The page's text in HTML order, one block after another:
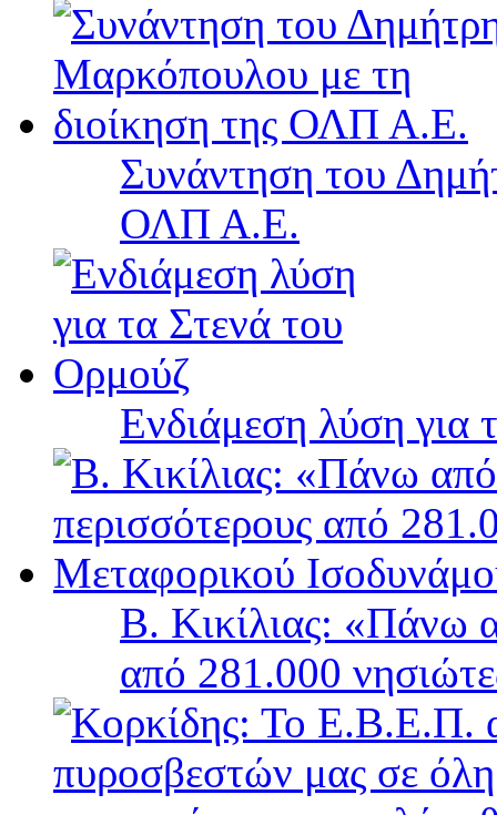
Συνάντηση του
ΟΛΠ Α.Ε.
Ενδιάμεση λύση για
Β. Κικίλιας: «Πάνω
από 281.000